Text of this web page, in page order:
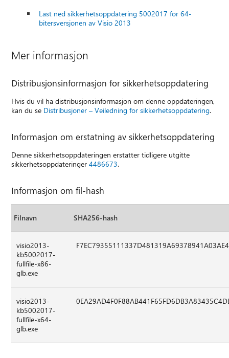
Last ned sikkerhetsoppdatering 5002017 for 64-
bitersversjonen av Visio 2013
Mer informasjon
Distribusjonsinformasjon for sikkerhetsoppdatering
Hvis du vil ha distribusjonsinformasjon om denne oppdateringen,
kan du se Distribusjoner – Veiledning for sikkerhetsoppdatering.
Informasjon om erstatning av sikkerhetsoppdatering
Denne sikkerhetsoppdateringen erstatter tidligere utgitte
sikkerhetsoppdateringer4486673.
Informasjon om fil-hash
Filnavn SHA256-hash
visio2013-
kb5002017-
fullfile-x86-
glb.exe
visio2013-
kb5002017-
fullfile-x64-
glb.exe